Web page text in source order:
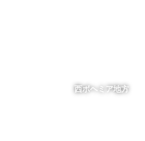
西ボヘミア地方